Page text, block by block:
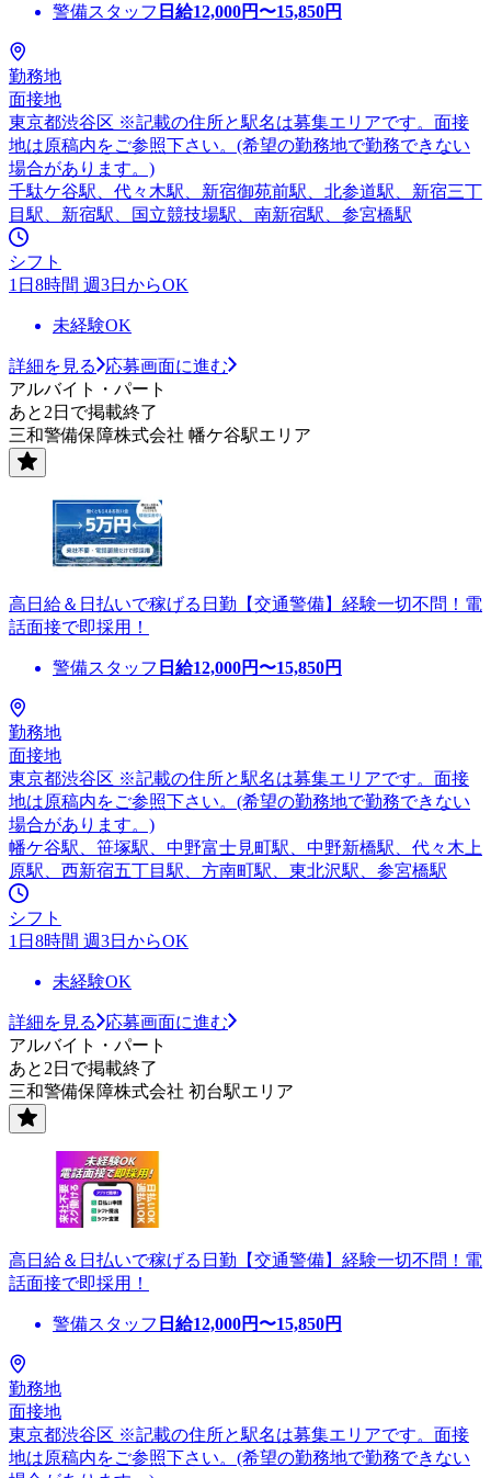
警備スタッフ 日給12,000円〜15,850円
勤務地
面接地
東京都渋谷区 ※記載の住所と駅名は募集エリアです。面接
地は原稿内をご参照下さい。(希望の勤務地で勤務できない
場合があります。)
千駄ケ谷駅、代々木駅、新宿御苑前駅、北参道駅、新宿三丁
目駅、新宿駅、国立競技場駅、南新宿駅、参宮橋駅
シフト
1日8時間 週3日からOK
未経験OK
詳細を見る
応募画面に進む
アルバイト・パート
あと2日で掲載終了
三和警備保障株式会社 幡ケ谷駅エリア
高日給＆日払いで稼げる日勤【交通警備】経験一切不問！電
話面接で即採用！
警備スタッフ 日給12,000円〜15,850円
勤務地
面接地
東京都渋谷区 ※記載の住所と駅名は募集エリアです。面接
地は原稿内をご参照下さい。(希望の勤務地で勤務できない
場合があります。)
幡ケ谷駅、笹塚駅、中野富士見町駅、中野新橋駅、代々木上
原駅、西新宿五丁目駅、方南町駅、東北沢駅、参宮橋駅
シフト
1日8時間 週3日からOK
未経験OK
詳細を見る
応募画面に進む
アルバイト・パート
あと2日で掲載終了
三和警備保障株式会社 初台駅エリア
高日給＆日払いで稼げる日勤【交通警備】経験一切不問！電
話面接で即採用！
警備スタッフ 日給12,000円〜15,850円
勤務地
面接地
東京都渋谷区 ※記載の住所と駅名は募集エリアです。面接
地は原稿内をご参照下さい。(希望の勤務地で勤務できない